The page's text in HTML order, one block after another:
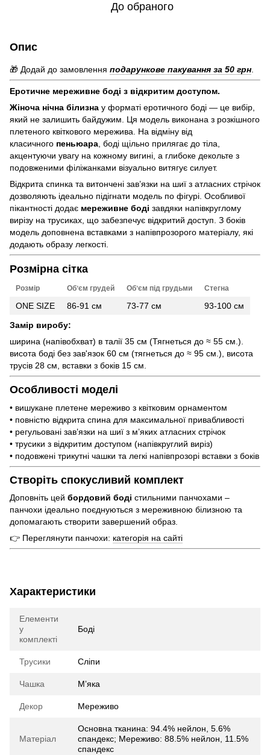
До обраного
Опис
🎁 Додай до замовлення подарункове пакування за 50 грн.
Еротичне мереживне боді з відкритим доступом.
Жіноча нічна білизна у форматі еротичного боді — це вибір,
який не залишить байдужим. Ця модель виконана з розкішного
плетеного квіткового мережива. На відміну від
класичного пеньюара, боді щільно прилягає до тіла,
акцентуючи увагу на кожному вигині, а глибоке декольте з
подовженими філіжанками візуально витягує силует.
Відкрита спинка та витончені зав’язки на шиї з атласних стрічок
дозволяють ідеально підігнати модель по фігурі. Особливої
пікантності додає мереживне боді завдяки напівкруглому
вирізу на трусиках, що забезпечує відкритий доступ. З боків
модель доповнена вставками з напівпрозорого матеріалу, які
додають образу легкості.
Розмірна сітка
Розмір Обʼєм грудей Обʼєм під грудьми Стегна
ONE SIZE 86-91 см 73-77 см
93-100 см
Замір виробу:
ширина (напівобхват) в талії 35 см (Тягнеться до ≈ 55 см.).
висота боді без зав'язок 60 см (тягнеться до ≈ 95 см.), висота
трусів 28 см, вставки з боків 15 см.
Особливості моделі
• вишукане плетене мереживо з квітковим орнаментом
• повністю відкрита спина для максимальної привабливості
• регульовані зав’язки на шиї з м’яких атласних стрічок
• трусики з відкритим доступом (напівкруглий виріз)
• подовжені трикутні чашки та легкі напівпрозорі вставки з боків
Створіть спокусливий комплект
Доповніть цей бордовий боді стильними панчохами –
панчохи ідеально поєднуються з мереживною білизною та
допомагають створити завершений образ.
👉 Переглянути панчохи: категорія на сайті
Характеристики
Елементи
у
комплекті
Боді
Трусики Сліпи
Чашка Мʼяка
Декор Мереживо
Матеріал
Основна тканина: 94.4% нейлон, 5.6%
спандекс; Мереживо: 88.5% нейлон, 11.5%
спандекс